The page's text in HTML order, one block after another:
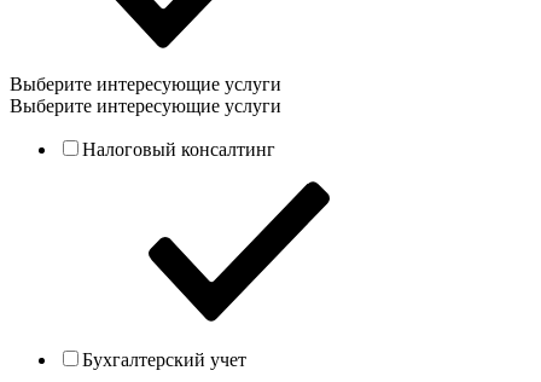
Выберите интересующие услуги
Выберите интересующие услуги
Налоговый консалтинг
Бухгалтерский учет